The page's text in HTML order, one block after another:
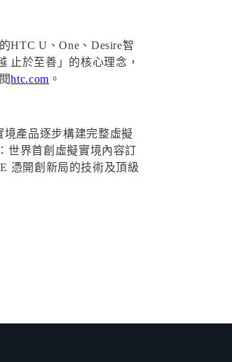
HTC U、One、Desire智
止於至善」的核心理念，
htc.com 。
產品逐步構建完整虛擬
世界首創虛擬實境內容訂
憑開創新局的技術及頂級